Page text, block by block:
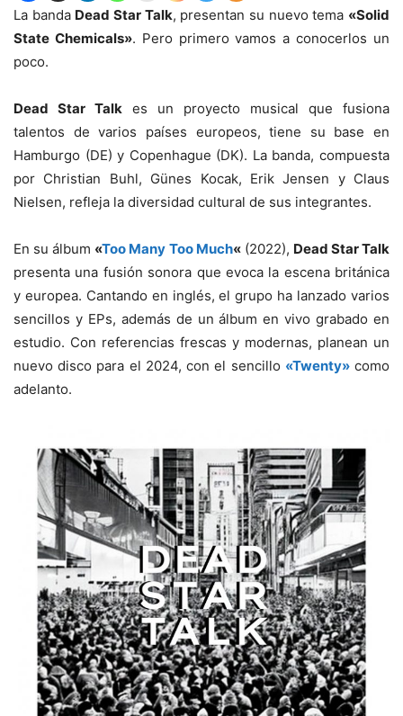
La banda Dead Star Talk, presentan su nuevo tema «Solid
State Chemicals». Pero primero vamos a conocerlos un
poco.
Dead Star Talk es un proyecto musical que fusiona
talentos de varios países europeos, tiene su base en
Hamburgo (DE) y Copenhague (DK). La banda, compuesta
por Christian Buhl, Günes Kocak, Erik Jensen y Claus
Nielsen, refleja la diversidad cultural de sus integrantes.
En su álbum «Too Many Too Much«(2022), Dead Star Talk
presenta una fusión sonora que evoca la escena británica
y europea. Cantando en inglés, el grupo ha lanzado varios
sencillos y EPs, además de un álbum en vivo grabado en
estudio. Con referencias frescas y modernas, planean un
nuevo disco para el 2024, con el sencillo «Twenty»como
adelanto.